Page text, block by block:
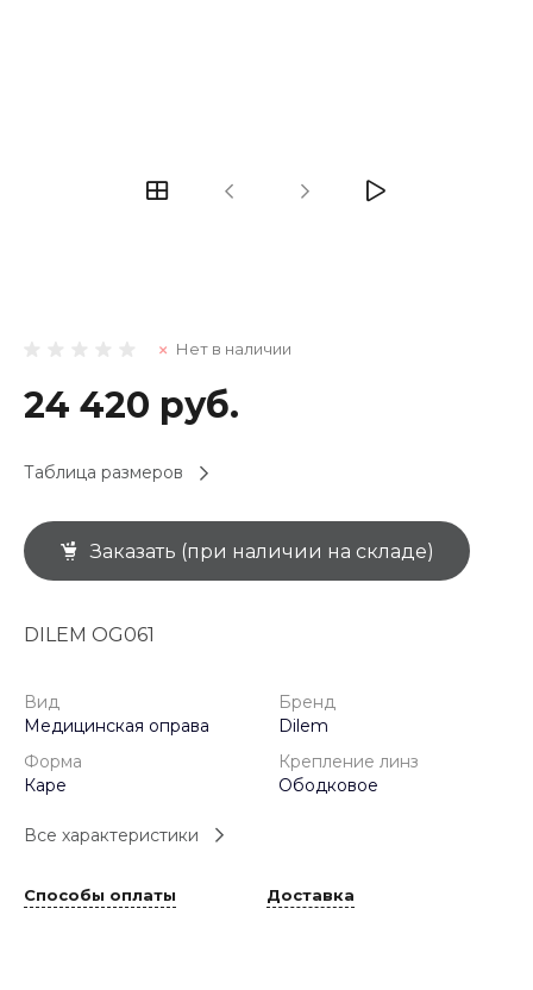
Нет в наличии
24 420 руб.
Таблица размеров
Заказать (при наличии на складе)
DILEM OG061
Вид
Медицинская оправа
Бренд
Dilem
Форма
Каре
Крепление линз
Ободковое
Все характеристики
Способы оплаты Доставка